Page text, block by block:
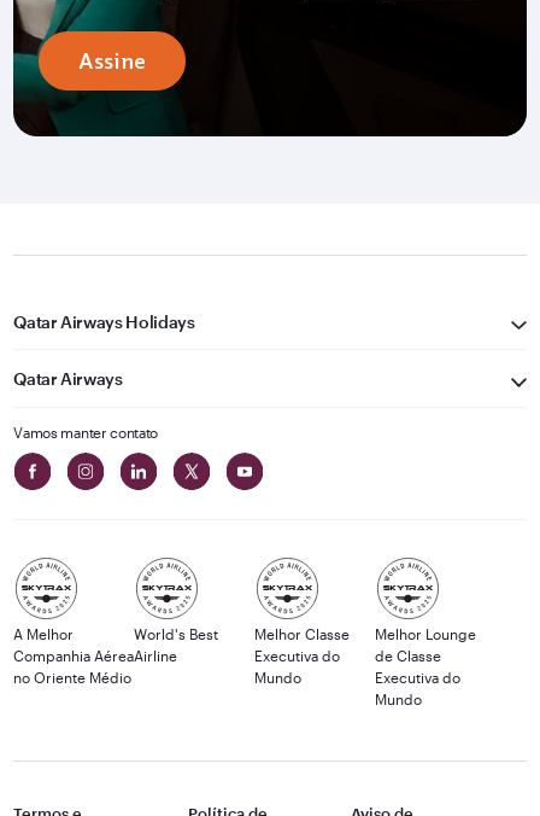
Assine
Qatar Airways Holidays
Qatar Airways
Vamos manter contato
A Melhor
Companhia Aérea
no Oriente Médio
World's Best
Airline
Melhor Classe
Executiva do
Mundo
Melhor Lounge
de Classe
Executiva do
Mundo